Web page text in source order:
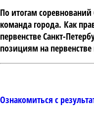
По итогам
команда города. Как
первенстве Санкт-
позициям на
Ознакомиться с